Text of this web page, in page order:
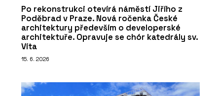
Po rekonstrukci otevírá náměstí Jiřího z
Poděbrad v Praze. Nová ročenka České
architektury především o developerské
architektuře. Opravuje se chór katedrály sv.
Víta
15. 6. 2026